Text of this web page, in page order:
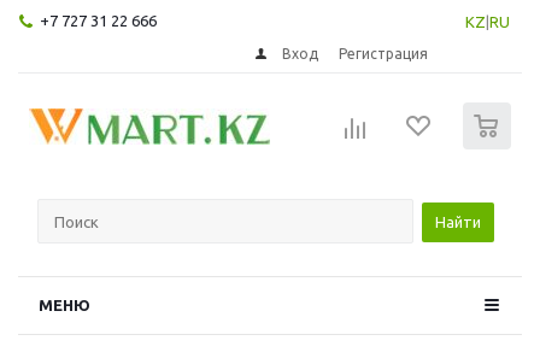
+7 727 31 22 666 KZ RU
Вход Регистрация
Найти
МЕНЮ